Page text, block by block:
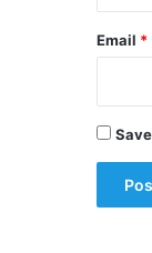
Email *